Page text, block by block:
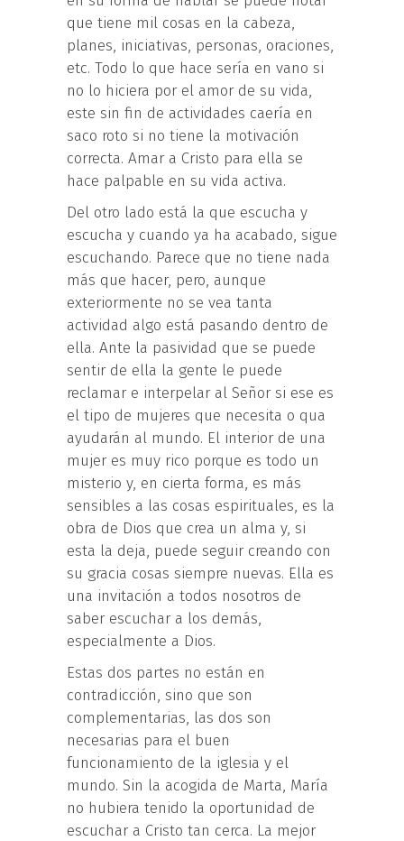
que tiene mil cosas en la cabeza,
planes, iniciativas, personas, oraciones,
etc. Todo lo que hace sería en vano si
no lo hiciera por el amor de su vida,
este sin fin de actividades caería en
saco roto si no tiene la motivación
correcta. Amar a Cristo para ella se
hace palpable en su vida activa.
Del otro lado está la que escucha y
escucha y cuando ya ha acabado, sigue
escuchando. Parece que no tiene nada
más que hacer, pero, aunque
exteriormente no se vea tanta
actividad algo está pasando dentro de
ella. Ante la pasividad que se puede
sentir de ella la gente le puede
reclamar e interpelar al Señor si ese es
el tipo de mujeres que necesita o qua
ayudarán al mundo. El interior de una
mujer es muy rico porque es todo un
misterio y, en cierta forma, es más
sensibles a las cosas espirituales, es la
obra de Dios que crea un alma y, si
esta la deja, puede seguir creando con
su gracia cosas siempre nuevas. Ella es
una invitación a todos nosotros de
saber escuchar a los demás,
especialmente a Dios.
Estas dos partes no están en
contradicción, sino que son
complementarias, las dos son
necesarias para el buen
funcionamiento de la iglesia y el
mundo. Sin la acogida de Marta, María
no hubiera tenido la oportunidad de
escuchar a Cristo tan cerca. La mejor